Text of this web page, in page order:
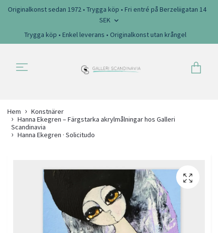
Originalkonst sedan 1972 • Trygga köp • Fri entré på Berzeliigatan 14
SEK
Trygga köp • Enkel leverans • Originalkonst utan krångel
Hem
Konstnärer
Hanna Ekegren – Färgstarka akrylmålningar hos Galleri
Scandinavia
Hanna Ekegren · Solicitudo